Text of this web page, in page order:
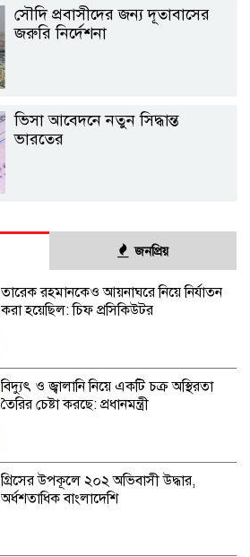
সৌদি প্রবাসীদের জন্য দূতাবাসের
জরুরি নির্দেশনা
ভিসা আবেদনে নতুন সিদ্ধান্ত
ভারতের
জনপ্রিয়
তারেক রহমানকেও আয়নাঘরে নিয়ে নির্যাতন
করা হয়েছিল: চিফ প্রসিকিউটর
বিদ্যুৎ ও জ্বালানি নিয়ে একটি চক্র অস্থিরতা
তৈরির চেষ্টা করছে: প্রধানমন্ত্রী
গ্রিসের উপকূলে ২০২ অভিবাসী উদ্ধার,
অর্ধশতাধিক বাংলাদেশি